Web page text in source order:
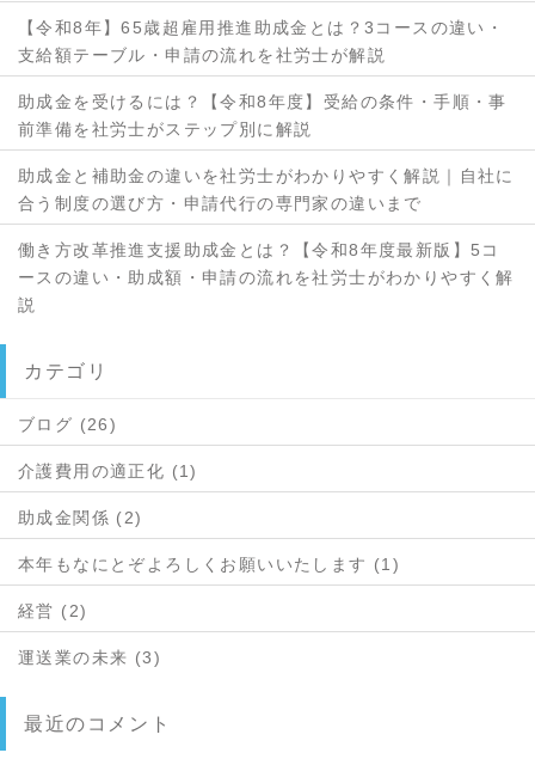
【令和8年】65歳超雇用推進助成金とは？3コースの違い・
支給額テーブル・申請の流れを社労士が解説
助成金を受けるには？【令和8年度】受給の条件・手順・事
前準備を社労士がステップ別に解説
助成金と補助金の違いを社労士がわかりやすく解説｜自社に
合う制度の選び方・申請代行の専門家の違いまで
働き方改革推進支援助成金とは？【令和8年度最新版】5コ
ースの違い・助成額・申請の流れを社労士がわかりやすく解
説
カテゴリ
ブログ (26)
介護費用の適正化 (1)
助成金関係 (2)
本年もなにとぞよろしくお願いいたします (1)
経営 (2)
運送業の未来 (3)
最近のコメント